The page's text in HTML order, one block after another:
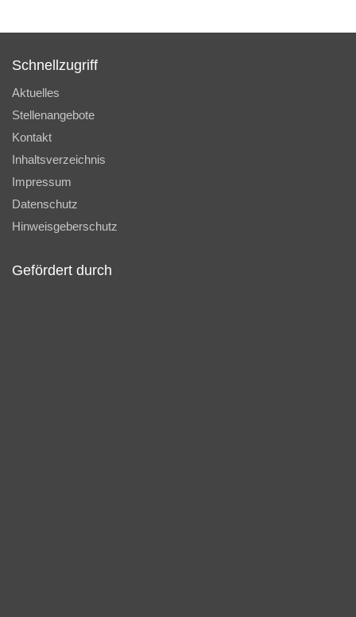
Schnellzugriff
Aktuelles
Stellenangebote
Kontakt
Inhaltsverzeichnis
Impressum
Datenschutz
Hinweisgeberschutz
Gefördert durch